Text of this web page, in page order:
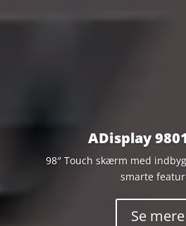
ADisplay
98″ Touch skærm med
smarte
Se mere